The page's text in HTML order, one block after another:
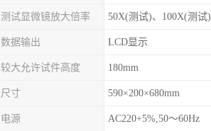
测试显微镜放大倍率 50X(测试)、100X(测试)
数据输出 LCD显示
较大允许试件高度 180mm
尺寸 590×200×680mm
电源 AC220+5%,50～60Hz